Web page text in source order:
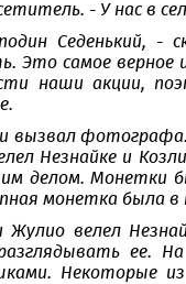
- У нас в
Седенький, -
Это самое верное
наши акции,
Незнайке и
делом. Монетки
монетка была
Жулио велел
ее.
Некоторые